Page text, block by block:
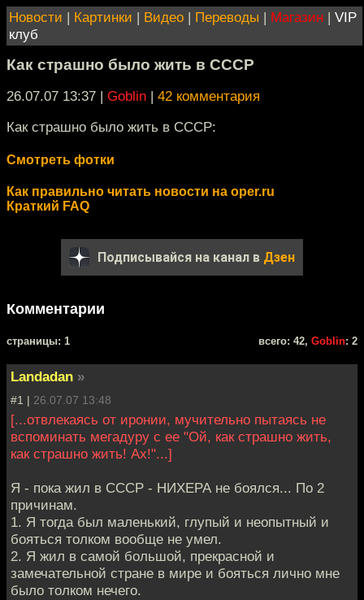
Новости | Картинки | Видео | Переводы | Магазин | VIP
клуб
Как страшно было жить в СССР
26.07.07 13:37 | Goblin | 42 комментария
Как страшно было жить в СССР:
Смотреть фотки
Как правильно читать новости на oper.ru
Краткий FAQ
Подписывайся на канал в Дзен
Комментарии
cтраницы: 1 всего: 42, Goblin: 2
Landadan »
#1 | 26.07.07 13:48
[...отвлекаясь от иронии, мучительно пытаясь не
вспоминать мегадуру с ее "Ой, как страшно жить,
как страшно жить! Ах!"...]
Я - пока жил в СССР - НИХЕРА не боялся... По 2
причинам.
1. Я тогда был маленький, глупый и неопытный и
бояться толком вообще не умел.
2. Я жил в самой большой, прекрасной и
замечательной стране в мире и бояться лично мне
было толком нечего.